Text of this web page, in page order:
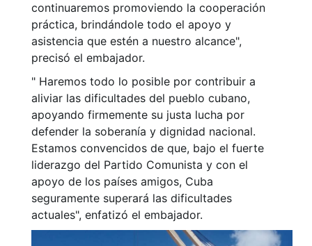
continuaremos promoviendo la cooperación
práctica, brindándole todo el apoyo y
asistencia que estén a nuestro alcance",
precisó el embajador.
" Haremos todo lo posible por contribuir a
aliviar las dificultades del pueblo cubano,
apoyando firmemente su justa lucha por
defender la soberanía y dignidad nacional.
Estamos convencidos de que, bajo el fuerte
liderazgo del Partido Comunista y con el
apoyo de los países amigos, Cuba
seguramente superará las dificultades
actuales", enfatizó el embajador.